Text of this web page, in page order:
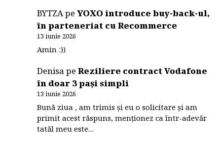
BYTZApeYOXO introduce buy-back-ul,
în parteneriat cu Recommerce
13 iunie 2026
Amin :))
DenisapeReziliere contract Vodafone
în doar 3 pași simpli
13 iunie 2026
Bună ziua , am trimis și eu o solicitare și am
primit acest răspuns, menționez ca într-adevăr
tatăl meu este…